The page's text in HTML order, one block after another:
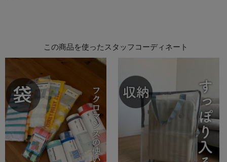
この商品を使ったスタッフコーディネート